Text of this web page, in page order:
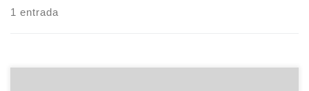
1 entrada